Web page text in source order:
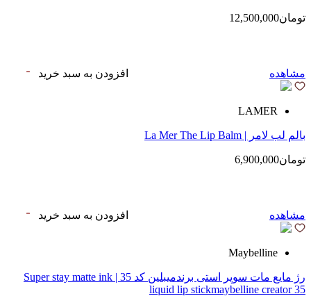
تومان12,500,000
مشاهده افزودن به سبد خرید
LAMER
بالم لب لامر | La Mer The Lip Balm
تومان6,900,000
مشاهده افزودن به سبد خرید
Maybelline
رژ مایع مات سوپر استی‌ برندمیبلین کد 35 | Super stay matte ink
liquid lip stickmaybelline creator 35